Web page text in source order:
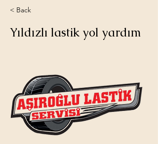
< Back
Yıldızlı lastik yol yardım